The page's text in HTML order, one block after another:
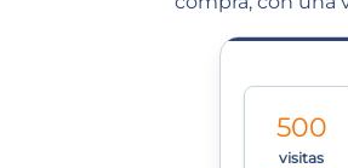
500
visitas